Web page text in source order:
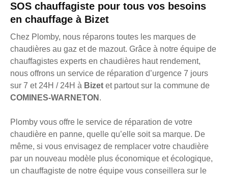
SOS chauffagiste pour tous vos besoins
en chauffage à Bizet
Chez Plomby, nous réparons toutes les marques de
chaudières au gaz et de mazout. Grâce à notre équipe de
chauffagistes experts en chaudières haut rendement,
nous offrons un service de réparation d’urgence 7 jours
sur 7 et 24H / 24H à Bizet et partout sur la commune de
COMINES-WARNETON .
Plomby vous offre le service de réparation de votre
chaudière en panne, quelle qu’elle soit sa marque. De
même, si vous envisagez de remplacer votre chaudière
par un nouveau modèle plus économique et écologique,
un chauffagiste de notre équipe vous conseillera sur le